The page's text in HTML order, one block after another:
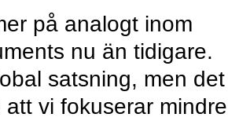
på analogt inom
nu än tidigare.
satsning, men det
vi fokuserar mindre